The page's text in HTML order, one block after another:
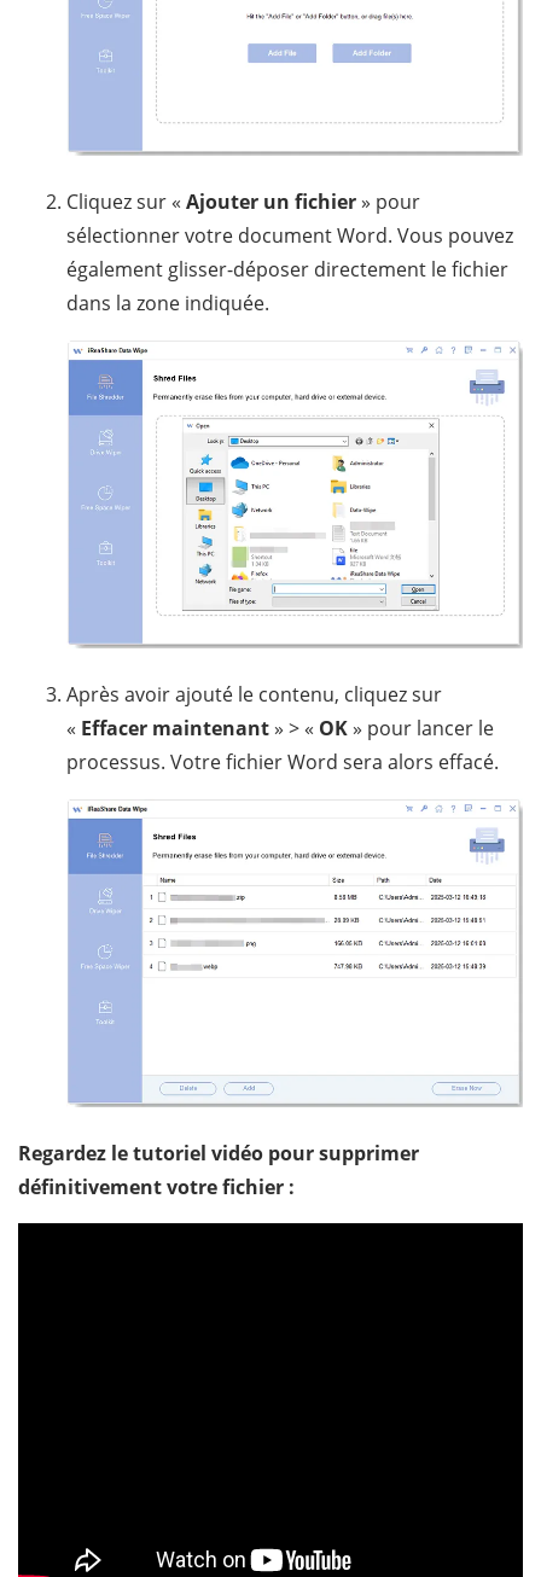
Cliquez sur « Ajouter un fichier» pour
sélectionner votre document Word. Vous pouvez
également glisser-déposer directement le fichier
dans la zone indiquée.
Après avoir ajouté le contenu, cliquez sur
« Effacer maintenant» > « OK» pour lancer le
processus. Votre fichier Word sera alors effacé.
Regardez le tutoriel vidéo pour supprimer
définitivement votre fichier :